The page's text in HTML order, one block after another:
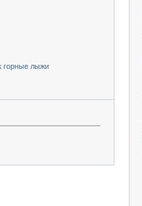
горные лыжи